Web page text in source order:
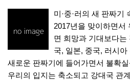
미·중·러의 새 판짜기
2017년을 맞이하면서
면 희망과 기대보다는
국, 일본, 중국, 러시
새로운 판짜기에 들어가면서 불확
우리의 입지는 축소되고 강대국 관